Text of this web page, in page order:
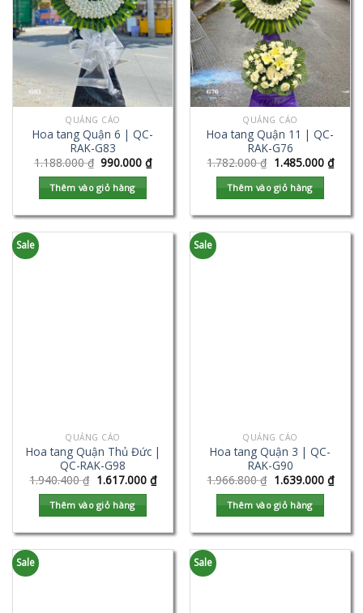
QUẢNG CÁO
Hoa tang Quận 6 | QC-
RAK-G83
1.188.000₫ 990.000₫
Thêm vào giỏ hàng
QUẢNG CÁO
Hoa tang Quận 11 | QC-
RAK-G76
1.782.000₫ 1.485.000 ₫
Thêm vào giỏ hàng
Sale
QUẢNG CÁO
Hoa tang Quận Thủ Đức |
QC-RAK-G98
1.940.400₫ 1.617.000 ₫
Thêm vào giỏ hàng
Sale
QUẢNG CÁO
Hoa tang Quận 3 | QC-
RAK-G90
1.966.800₫ 1.639.000 ₫
Thêm vào giỏ hàng
Sale Sale